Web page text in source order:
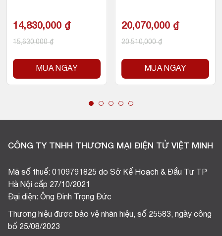
14,830,000 ₫
15,630,000₫
MUA NGAY
20,070,000 ₫
20,510,000₫
MUA NGAY
CÔNG TY TNHH THƯƠNG MẠI ĐIỆN TỬ VIỆT MINH
Mã số thuế: 0109791825 do Sở Kế Hoạch & Đầu Tư TP
Hà Nội cấp 27/10/2021
Đại diện: Ông Đinh Trọng Đức
Thương hiệu được bảo vệ nhãn hiệu, số 25583, ngày công
bố 25/08/2023